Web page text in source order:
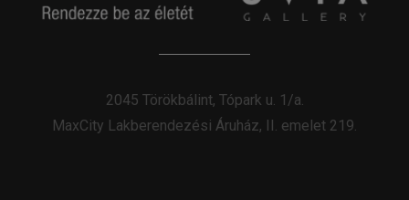
2045 Törökbálint, Tópark u. 1/a.
MaxCity Lakberendezési Áruház, II. emelet 219.